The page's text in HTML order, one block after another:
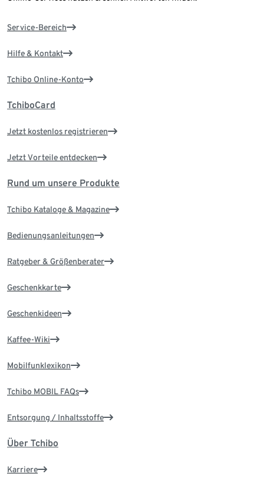
Service-Bereich
Hilfe & Kontakt
Tchibo Online-Konto
TchiboCard
Jetzt kostenlos registrieren
Jetzt Vorteile entdecken
Rund um unsere Produkte
Tchibo Kataloge & Magazine
Bedienungsanleitungen
Ratgeber & Größenberater
Geschenkkarte
Geschenkideen
Kaffee-Wiki
Mobilfunklexikon
Tchibo MOBIL FAQs
Entsorgung / Inhaltsstoffe
Über Tchibo
Karriere